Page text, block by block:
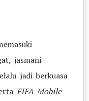
jasmani
jadi berkuasa
FIFA Mobile